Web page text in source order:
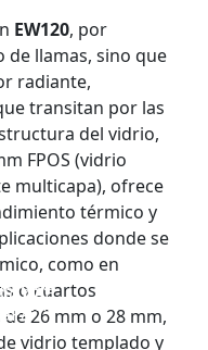
DE
de
DE
AL
EW120, por
de llamas, sino que
radiante,
transitan por las
del vidrio,
FPOS (vidrio
multicapa), ofrece
térmico y
donde se
como en
o cuartos
26 mm o 28 mm,
vidrio templado y